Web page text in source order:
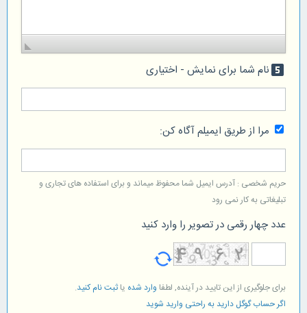
looks_5نام شما برای نمایش - اختیاری
مرا از طریق ایمیلم آگاه کن:
حریم شخصی : آدرس ایمیل شما محفوظ میماند و برای استفاده های تجاری و
تبلیغاتی به کار نمی رود
عدد چهار رقمی در تصویر را وارد کنید
برای جلوگیری از این تایید در آینده, لطفا وارد شده یاثبت نام کنید.
اگر حساب گوگل دارید به راحتی وارید شوید